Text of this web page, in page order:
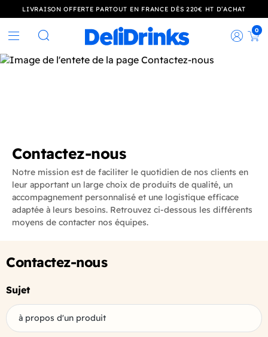
LIVRAISON OFFERTE PARTOUT EN FRANCE DÈS 220€ HT D’ACHAT
Rechercher
0
Contactez-nous
Notre mission est de faciliter le quotidien de nos clients en
leur apportant un large choix de produits de qualité, un
accompagnement personnalisé et une logistique efficace
adaptée à leurs besoins. Retrouvez ci-dessous les différents
moyens de contacter nos équipes.
Contactez-nous
Sujet
à propos d'un produit